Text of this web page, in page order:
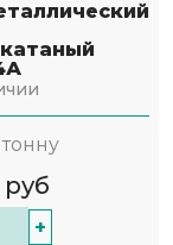
руб
+